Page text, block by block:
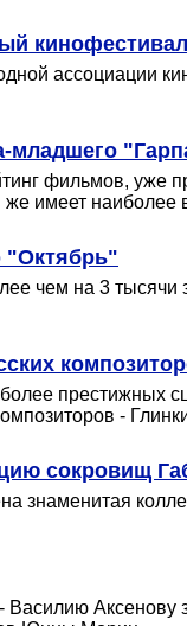
ассоциации
младшего
фильмов, уже
имеет наиболее
"Октябрь"
чем на 3
-
сокровищ
знаменитая
Аксенову